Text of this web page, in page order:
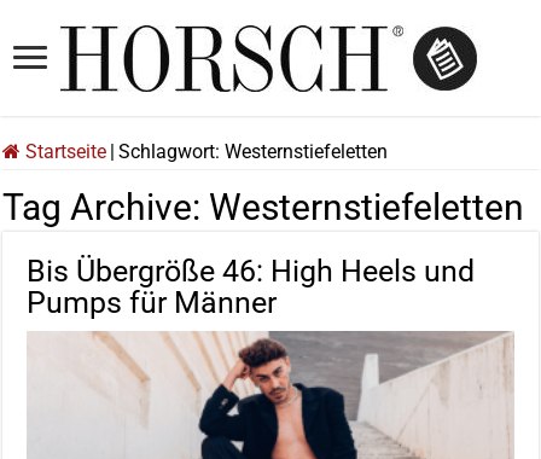
Startseite Schlagwort:Westernstiefeletten
Tag Archive: Westernstiefeletten
Bis Übergröße 46: High Heels und
Pumps für Männer